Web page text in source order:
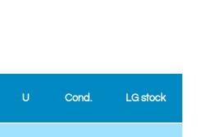
U Cond. LG stock